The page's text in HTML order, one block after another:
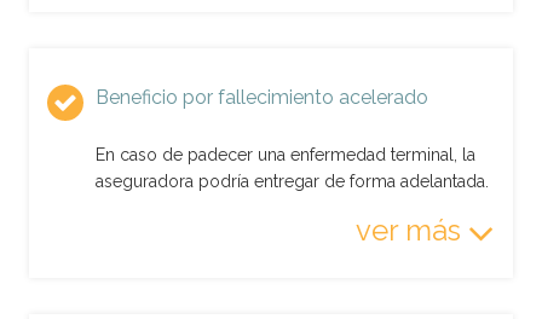
Beneficio por fallecimiento acelerado
En caso de padecer una enfermedad terminal, la
aseguradora podría entregar de forma adelantada.
ver más